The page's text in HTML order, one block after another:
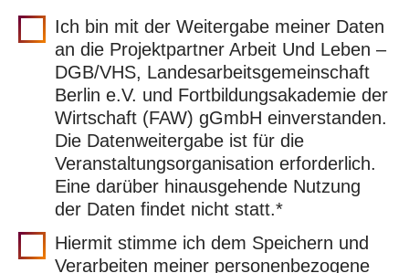
Ich bin mit der Weitergabe meiner Daten
an die Projektpartner Arbeit Und Leben –
DGB/VHS, Landesarbeitsgemeinschaft
Berlin e.V. und Fortbildungsakademie der
Wirtschaft (FAW) gGmbH einverstanden.
Die Datenweitergabe ist für die
Veranstaltungsorganisation erforderlich.
Eine darüber hinausgehende Nutzung
der Daten findet nicht statt.*
Hiermit stimme ich dem Speichern und
Verarbeiten meiner personenbezogene